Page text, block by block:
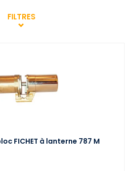
FILTRES
FICHET à lanterne 787 M